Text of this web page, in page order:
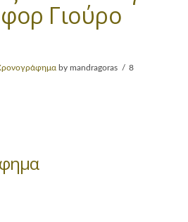
Γιούρο
by mandragoras
8